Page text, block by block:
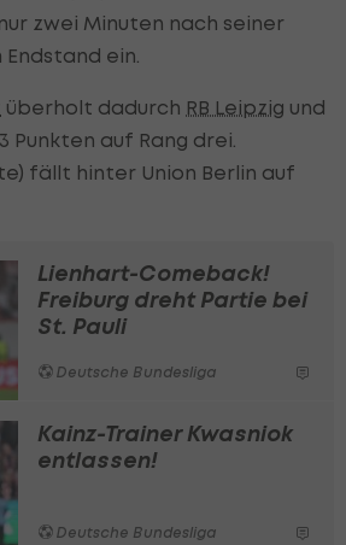
zwei Minuten nach seiner
Endstand ein.
überholt dadurch RB Leipzig und
Punkten auf Rang drei.
fällt hinter Union Berlin auf
Lienhart-Comeback!
Freiburg dreht Partie bei
St. Pauli
Deutsche Bundesliga
Kainz-Trainer Kwasniok
entlassen!
Deutsche Bundesliga